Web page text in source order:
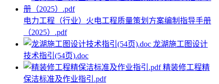
电力工程（行业）火电工程质量策划方案编制指导手册
（2025）.pdf
龙湖施工图设计
技术指引(54页).doc
精装修工程精
保洁标准及作业指引.pdf